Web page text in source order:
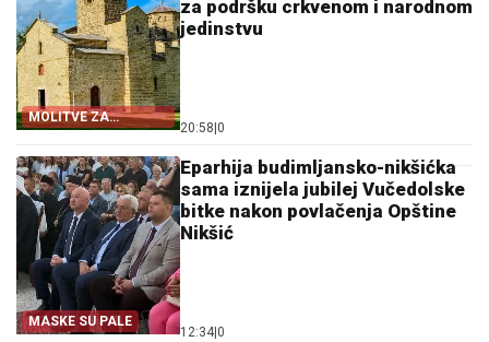
MOLITVE ZA
ZDRAVLJE I USPJEH
za podršku crkvenom i narodnom
jedinstvu
20:58 0
MASKE SU PALE
Eparhija budimljansko-nikšićka
sama iznijela jubilej Vučedolske
bitke nakon povlačenja Opštine
Nikšić
12:34 0